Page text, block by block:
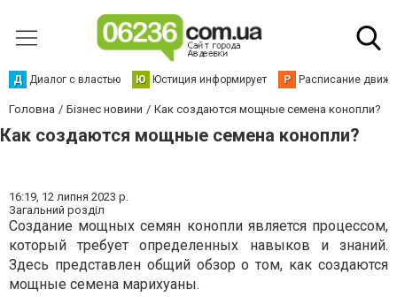
Д Диалог с властью Ю Юстиция информирует Р Расписание
Головна Бізнес новини Как создаются мощные семена конопли?
Как создаются мощные семена конопли?
16:19, 12 липня 2023 р.
Загальний розділ
Создание мощных семян конопли является процессом,
который требует определенных навыков и знаний.
Здесь представлен общий обзор о том, как создаются
мощные семена марихуаны.